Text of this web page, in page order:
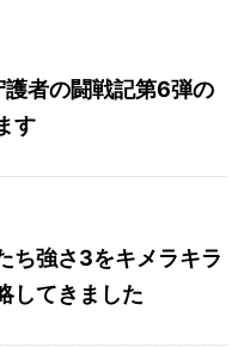
者の闘戦記第6弾の
す
ち強さ3をキメラキラ
してきました